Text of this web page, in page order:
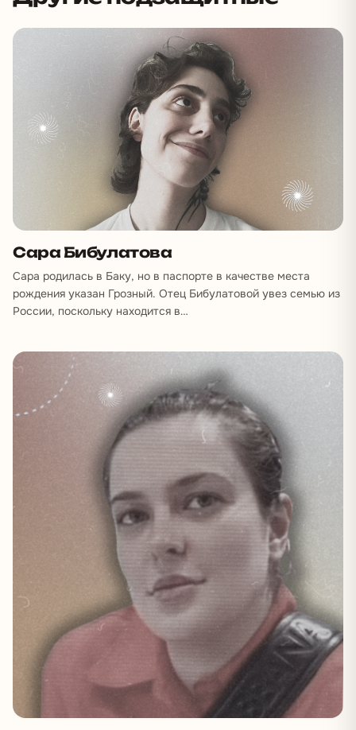
Сара Бибулатова
Сара родилась в Баку, но в паспорте в качестве места
рождения указан Грозный. Отец Бибулатовой увез семью из
России, поскольку находится в…